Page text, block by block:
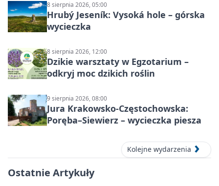
8 sierpnia 2026, 05:00
Hrubý Jeseník: Vysoká hole – górska
wycieczka
8 sierpnia 2026, 12:00
Dzikie warsztaty w Egzotarium –
odkryj moc dzikich roślin
9 sierpnia 2026, 08:00
Jura Krakowsko-Częstochowska:
Poręba–Siewierz – wycieczka piesza
Kolejne wydarzenia
Ostatnie Artykuły